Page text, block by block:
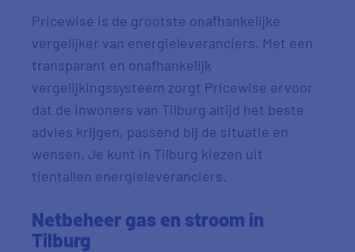
Pricewise is de grootste onafhankelijke
vergelijker van energieleveranciers. Met een
transparant en onafhankelijk
vergelijkingssysteem zorgt Pricewise ervoor
dat de inwoners van Tilburg altijd het beste
advies krijgen, passend bij de situatie en
wensen. Je kunt in Tilburg kiezen uit
tientallen energieleveranciers.
Netbeheer gas en stroom in
Tilburg